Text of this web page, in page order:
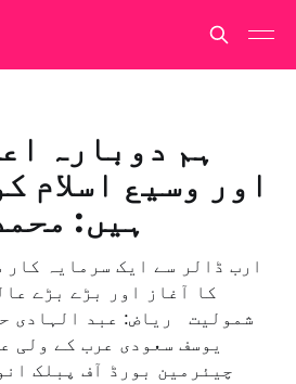
ہم دوبارہ
اور وسیع اسلام
ہیں:
کا آغاز اور بڑے بڑے
شمولیت رياض: عبد الہادی
يوسف سعودی عرب کے ولی
چیئرمین بورڈ آف پبلک